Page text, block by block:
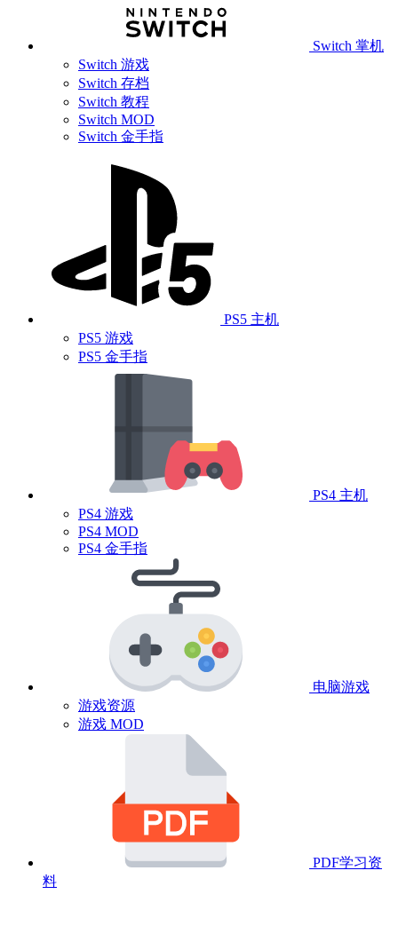
Switch 掌机
Switch 游戏
Switch 存档
Switch 教程
Switch MOD
Switch 金手指
PS5 主机
PS5 游戏
PS5 金手指
PS4 主机
PS4 游戏
PS4 MOD
PS4 金手指
电脑游戏
游戏资源
游戏 MOD
PDF学习资
料